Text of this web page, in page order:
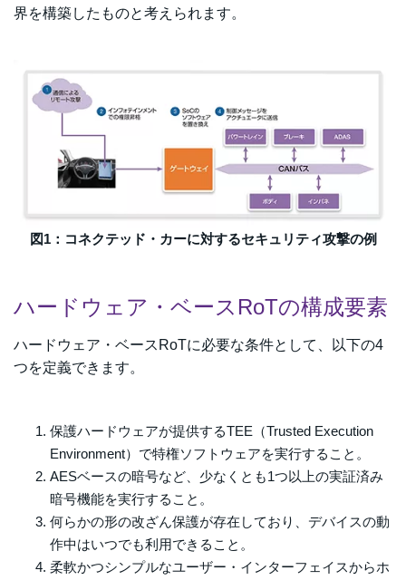
界を構築したものと考えられます。
図1：コネクテッド・カーに対するセキュリティ攻撃の例
ハードウェア・ベースRoTの構成要素
ハードウェア・ベースRoTに必要な条件として、以下の4
つを定義できます。
保護ハードウェアが提供するTEE（Trusted Execution
Environment）で特権ソフトウェアを実行すること。
AESベースの暗号など、少なくとも1つ以上の実証済み
暗号機能を実行すること。
何らかの形の改ざん保護が存在しており、デバイスの動
作中はいつでも利用できること。
柔軟かつシンプルなユーザー・インターフェイスからホ